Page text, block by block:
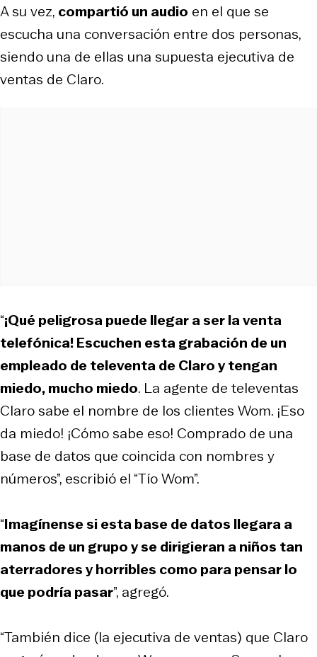
A su vez, compartió un audio en el que se
escucha una conversación entre dos personas,
siendo una de ellas una supuesta ejecutiva de
ventas de Claro.
“¡Qué peligrosa puede llegar a ser la venta
telefónica! Escuchen esta grabación de un
empleado de televenta de Claro y tengan
miedo, mucho miedo. La agente de televentas
Claro sabe el nombre de los clientes Wom. ¡Eso
da miedo! ¡Cómo sabe eso! Comprado de una
base de datos que coincida con nombres y
números”, escribió el “Tío Wom”.
“Imagínense si esta base de datos llegara a
manos de un grupo y se dirigieran a niños tan
aterradores y horribles como para pensar lo
que podría pasar”, agregó.
“También dice (la ejecutiva de ventas) que Claro